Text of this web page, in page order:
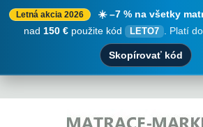
Letná akcia 2026 ☀️ –7 % na všetky
nad 150 € použite kód LETO7 Platí do
Skopírovať kód